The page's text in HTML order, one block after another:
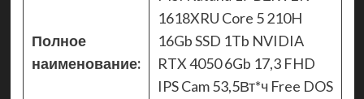
Полное
наименование:
1618XRU Core 5 210H
16Gb SSD 1Tb NVIDIA
RTX 4050 6Gb 17,3 FHD
IPS Cam 53,5Вт*ч Free DOS